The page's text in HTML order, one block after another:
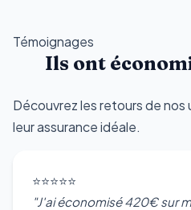
Témoignages
Ils ont
Découvrez les retours de
leur assurance idéale.
⭐⭐⭐⭐⭐
"J'ai économisé 420€ sur